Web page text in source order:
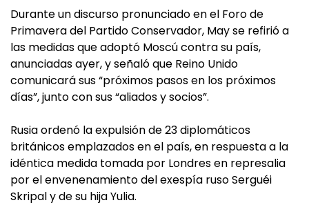
Durante un discurso pronunciado en el Foro de
Primavera del Partido Conservador, May se refirió a
las medidas que adoptó Moscú contra su país,
anunciadas ayer, y señaló que Reino Unido
comunicará sus “próximos pasos en los próximos
días”, junto con sus “aliados y socios”.
Rusia ordenó la expulsión de 23 diplomáticos
británicos emplazados en el país, en respuesta a la
idéntica medida tomada por Londres en represalia
por el envenenamiento del exespía ruso Serguéi
Skripal y de su hija Yulia.